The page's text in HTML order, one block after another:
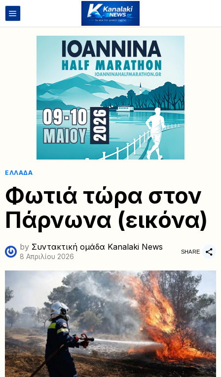
ΕΛΛΆΔΑ
Φωτιά τώρα στον
Πάρνωνα (εικόνα)
by Συντακτική ομάδα Kanalaki News
8 Απριλίου 2026
SHARE